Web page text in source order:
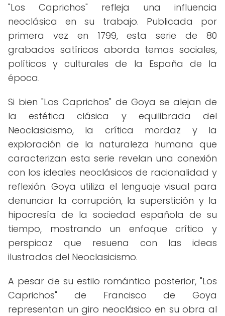
"Los Caprichos" refleja una influencia
neoclásica en su trabajo. Publicada por
primera vez en 1799, esta serie de 80
grabados satíricos aborda temas sociales,
políticos y culturales de la España de la
época.
Si bien "Los Caprichos" de Goya se alejan de
la estética clásica y equilibrada del
Neoclasicismo, la crítica mordaz y la
exploración de la naturaleza humana que
caracterizan esta serie revelan una conexión
con los ideales neoclásicos de racionalidad y
reflexión. Goya utiliza el lenguaje visual para
denunciar la corrupción, la superstición y la
hipocresía de la sociedad española de su
tiempo, mostrando un enfoque crítico y
perspicaz que resuena con las ideas
ilustradas del Neoclasicismo.
A pesar de su estilo romántico posterior, "Los
Caprichos" de Francisco de Goya
representan un giro neoclásico en su obra al